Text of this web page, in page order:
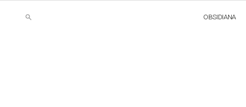
OBSIDIANA